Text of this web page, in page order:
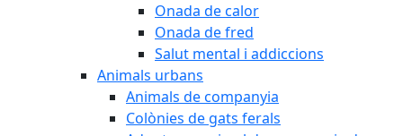
Onada de calor
Onada de fred
Salut mental i addiccions
Animals urbans
Animals de companyia
Colònies de gats ferals